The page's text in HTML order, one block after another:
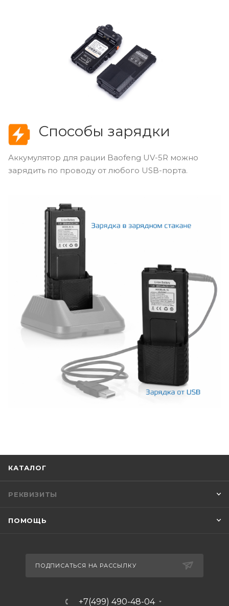
Способы зарядки
Аккумулятор для рации Baofeng UV-5R можно
зарядить по проводу от любого USB-порта.
КАТАЛОГ
РЕКВИЗИТЫ
ПОМОЩЬ
ПОДПИСАТЬСЯ НА РАССЫЛКУ
+7(499) 490-48-04